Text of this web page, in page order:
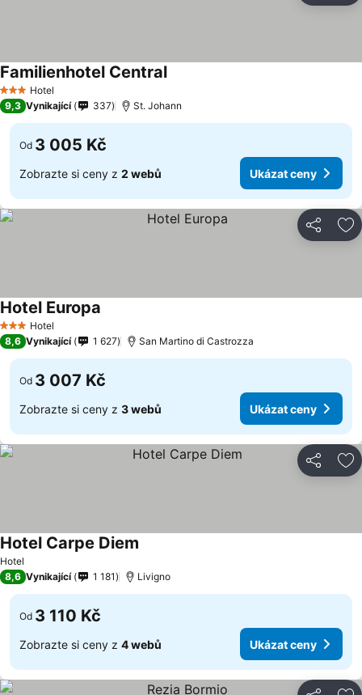
3 Počet hvězdiček
Hotel
Familienhotel Central
9,3 Vynikající 337 St. Johann
Od 3 005 Kč
Zobrazte si ceny z 2 webů Ukázat ceny
Sdílet
3 Počet hvězdiček
Hotel
Hotel Europa
8,6 Vynikající 1 627 San Martino di Castrozza
Od 3 007 Kč
Zobrazte si ceny z 3 webů Ukázat ceny
Sdílet
Hotel
Hotel Carpe Diem
8,6 Vynikající 1 181 Livigno
Od 3 110 Kč
Zobrazte si ceny z 4 webů Ukázat ceny